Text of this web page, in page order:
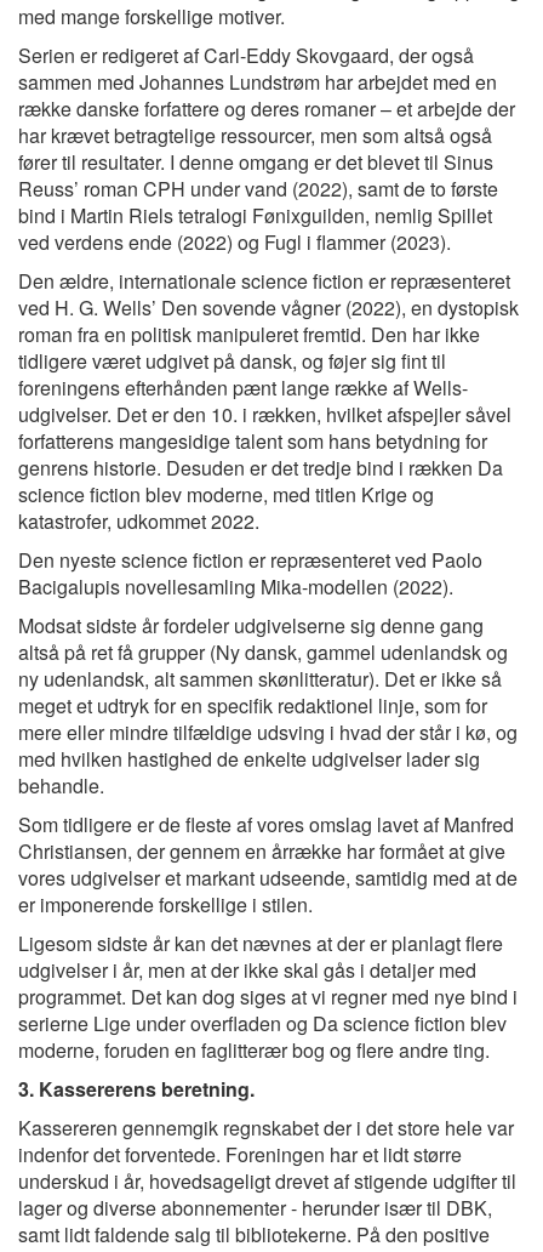
med mange forskellige motiver.
Serien er redigeret af Carl-Eddy Skovgaard, der også
sammen med Johannes Lundstrøm har arbejdet med en
række danske forfattere og deres romaner – et arbejde der
har krævet betragtelige ressourcer, men som altså også
fører til resultater. I denne omgang er det blevet til Sinus
Reuss’ roman CPH under vand (2022), samt de to første
bind i Martin Riels tetralogi Fønixguilden, nemlig Spillet
ved verdens ende (2022) og Fugl i flammer (2023).
Den ældre, internationale science fiction er repræsenteret
ved H. G. Wells’ Den sovende vågner (2022), en dystopisk
roman fra en politisk manipuleret fremtid. Den har ikke
tidligere været udgivet på dansk, og føjer sig fint til
foreningens efterhånden pænt lange række af Wells-
udgivelser. Det er den 10. i rækken, hvilket afspejler såvel
forfatterens mangesidige talent som hans betydning for
genrens historie. Desuden er det tredje bind i rækken Da
science fiction blev moderne, med titlen Krige og
katastrofer, udkommet 2022.
Den nyeste science fiction er repræsenteret ved Paolo
Bacigalupis novellesamling Mika-modellen (2022).
Modsat sidste år fordeler udgivelserne sig denne gang
altså på ret få grupper (Ny dansk, gammel udenlandsk og
ny udenlandsk, alt sammen skønlitteratur). Det er ikke så
meget et udtryk for en specifik redaktionel linje, som for
mere eller mindre tilfældige udsving i hvad der står i kø, og
med hvilken hastighed de enkelte udgivelser lader sig
behandle.
Som tidligere er de fleste af vores omslag lavet af Manfred
Christiansen, der gennem en årrække har formået at give
vores udgivelser et markant udseende, samtidig med at de
er imponerende forskellige i stilen.
Ligesom sidste år kan det nævnes at der er planlagt flere
udgivelser i år, men at der ikke skal gås i detaljer med
programmet. Det kan dog siges at vi regner med nye bind i
serierne Lige under overfladen og Da science fiction blev
moderne, foruden en faglitterær bog og flere andre ting.
3. Kassererens beretning.
Kassereren gennemgik regnskabet der i det store hele var
indenfor det forventede. Foreningen har et lidt større
underskud i år, hovedsageligt drevet af stigende udgifter til
lager og diverse abonnementer - herunder især til DBK,
samt lidt faldende salg til bibliotekerne. På den positive